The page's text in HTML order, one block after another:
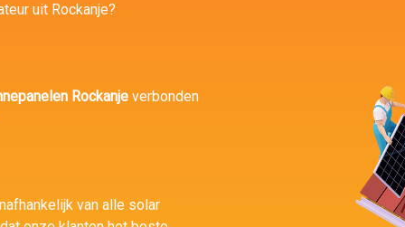
uit Rockanje?
Rockanje verbonden
van alle solar